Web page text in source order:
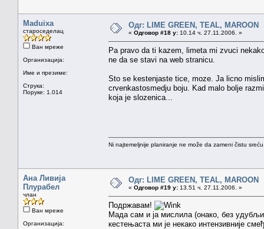
Maduixa
староседелац
Ван мреже
Организација:
Име и презиме:
Струка:
Поруке: 1.014
Одг: LIME GREEN, TEAL, MAROON
« Одговор #18 у: 10.14 ч. 27.11.2006. »
Pa pravo da ti kazem, limeta mi zvuci
ne da se stavi na web stranicu.
Sto se kestenjaste tice, moze. Ja licno
crvenkastosmedju boju. Kad malo bolje
koja je slozenica...
Ni najtemeljnije planiranje ne može da zameni čistu
Ана Ливија
Плурабел
члан
Ван мреже
Организација:
Одг: LIME GREEN, TEAL, MAROON
« Одговор #19 у: 13.51 ч. 27.11.2006. »
Подржавам!
Мада сам и ја мислила (онако, без
кестењаста ми је некако интензивније